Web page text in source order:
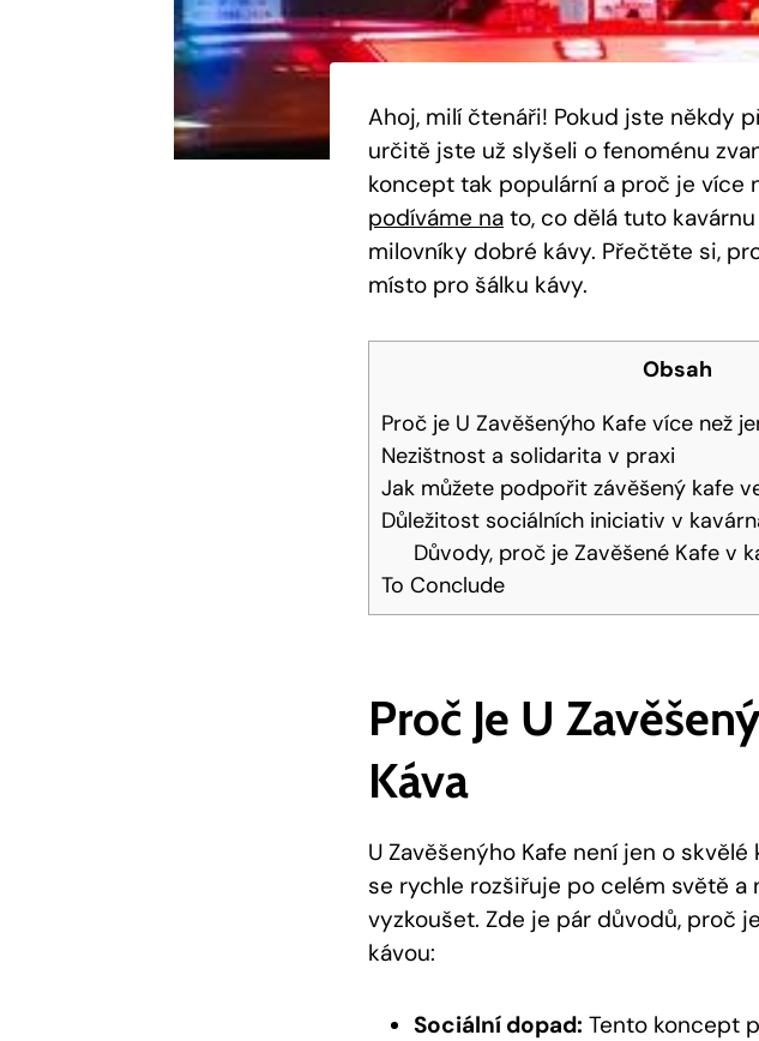
Ahoj, milí čtenáři! Pokud ‍jste někdy
určitě jste už slyšeli o fenoménu⁤
koncept tak populární a proč ‌je více
podíváme na to, co dělá tuto
milovníky dobré ‍kávy. Přečtěte si,
místo pro šálku kávy.
Obsah
Proč je U Zavěšenýho Kafe více než
Nezištnost a solidarita v praxi
Jak můžete podpořit závěšený kafe
Důležitost sociálních iniciativ v
Důvody, proč⁣ je Zavěšené Kafe⁤ v⁤
To Conclude
Proč Je U
Káva
U Zavěšenýho Kafe není jen‌ o
se rychle rozšiřuje po celém ⁢světě a
vyzkoušet. Zde⁣ je pár‍ důvodů, proč
kávou:
Sociální‌ dopad: Tento koncept